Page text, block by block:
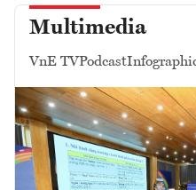
Multimedia
VnE TVPodcast